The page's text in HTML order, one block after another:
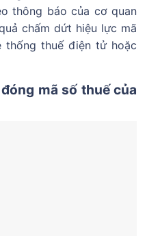
thông báo của cơ quan
chấm dứt hiệu lực mã
thuế điện tử hoặc
mã số thuế của